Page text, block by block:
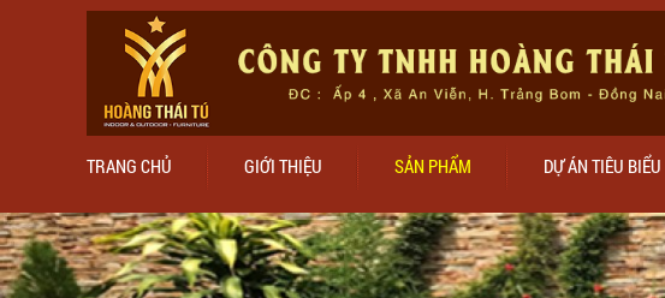
TRANG CHỦ GIỚI THIỆU SẢN PHẨM DỰ ÁN TIÊU BIỂU